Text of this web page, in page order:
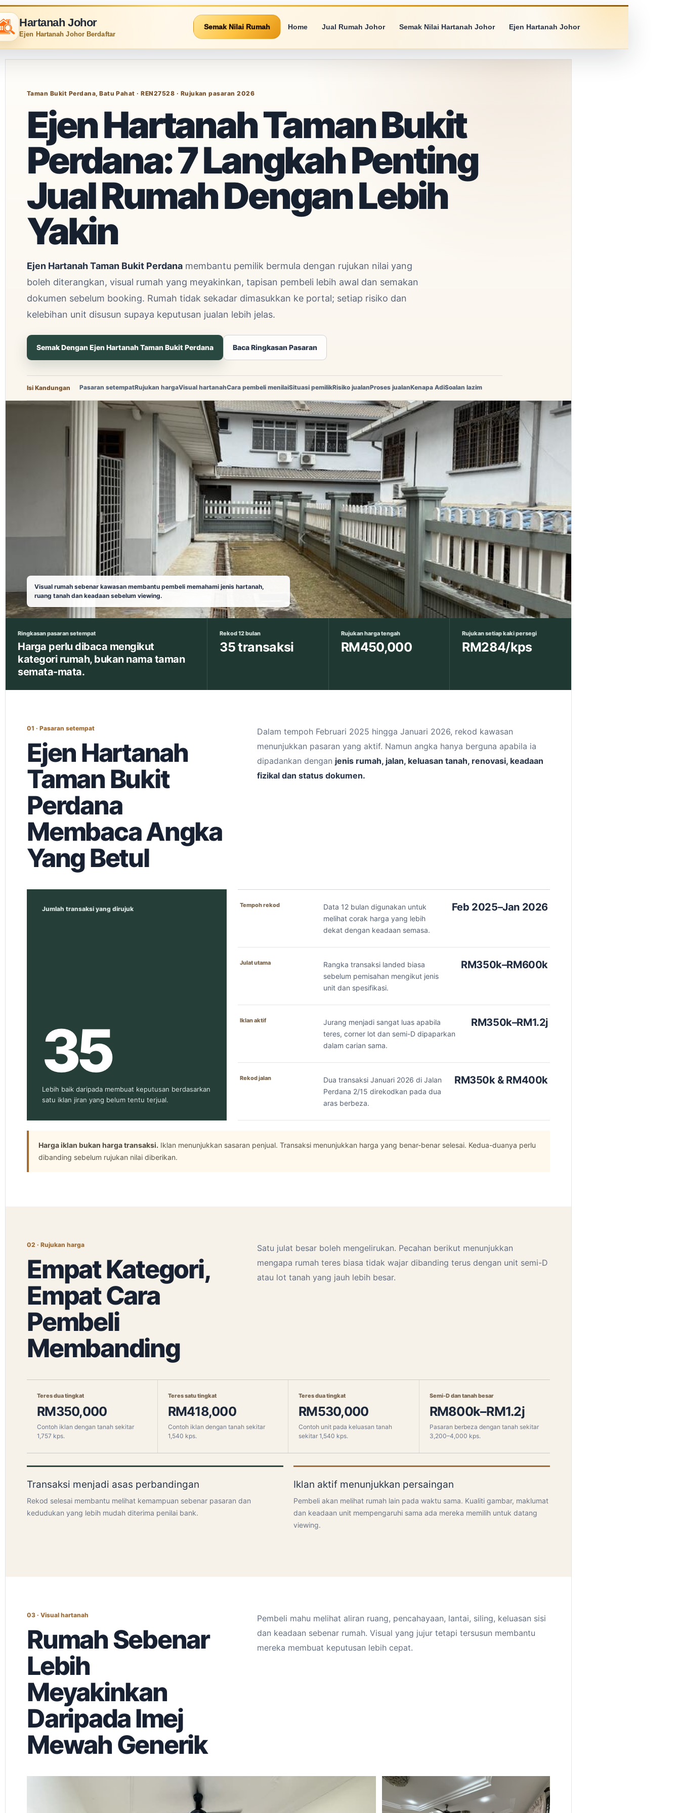
Hartanah Johor
Ejen Hartanah Johor Berdaftar
Semak Nilai Rumah Home Jual Rumah Johor Semak Nilai Hartanah Johor Ejen Hartanah Johor
Taman Bukit Perdana, Batu Pahat · REN27528 · Rujukan pasaran 2026
Ejen Hartanah Taman Bukit
Perdana: 7 Langkah Penting
Jual Rumah Dengan Lebih
Yakin
Ejen Hartanah Taman Bukit Perdana membantu pemilik bermula dengan rujukan nilai yang
boleh diterangkan, visual rumah yang meyakinkan, tapisan pembeli lebih awal dan semakan
dokumen sebelum booking. Rumah tidak sekadar dimasukkan ke portal; setiap risiko dan
kelebihan unit disusun supaya keputusan jualan lebih jelas.
Semak Dengan Ejen Hartanah Taman Bukit Perdana Baca Ringkasan Pasaran
Isi Kandungan Pasaran setempatRujukan hargaVisual hartanahCara pembeli menilaiSituasi pemilikRisiko jualanProses jualanKenapa AdiSoalan lazim
Visual rumah sebenar kawasan membantu pembeli memahami jenis hartanah,
ruang tanah dan keadaan sebelum viewing.
Ringkasan pasaran setempat
Harga perlu dibaca mengikut
kategori rumah, bukan nama taman
semata-mata.
Rekod 12 bulan
35 transaksi
Rujukan harga tengah
RM450,000
Rujukan setiap kaki persegi
RM284/kps
01 · Pasaran setempat
Ejen Hartanah
Taman Bukit
Perdana
Membaca Angka
Yang Betul
Dalam tempoh Februari 2025 hingga Januari 2026, rekod kawasan
menunjukkan pasaran yang aktif. Namun angka hanya berguna apabila ia
dipadankan dengan jenis rumah, jalan, keluasan tanah, renovasi, keadaan
fizikal dan status dokumen.
Jumlah transaksi yang dirujuk
35
Lebih baik daripada membuat keputusan berdasarkan
satu iklan jiran yang belum tentu terjual.
Tempoh rekod
Data 12 bulan digunakan untuk
melihat corak harga yang lebih
dekat dengan keadaan semasa.
Feb 2025–Jan 2026
Julat utama
Rangka transaksi landed biasa
sebelum pemisahan mengikut jenis
unit dan spesifikasi.
RM350k–RM600k
Iklan aktif
Jurang menjadi sangat luas apabila
teres, corner lot dan semi-D dipaparkan
dalam carian sama.
RM350k–RM1.2j
Rekod jalan
Dua transaksi Januari 2026 di Jalan
Perdana 2/15 direkodkan pada dua
aras berbeza.
RM350k & RM400k
Harga iklan bukan harga transaksi. Iklan menunjukkan sasaran penjual. Transaksi menunjukkan harga yang benar-benar selesai. Kedua-duanya perlu
dibanding sebelum rujukan nilai diberikan.
02 · Rujukan harga
Empat Kategori,
Empat Cara
Pembeli
Membanding
Satu julat besar boleh mengelirukan. Pecahan berikut menunjukkan
mengapa rumah teres biasa tidak wajar dibanding terus dengan unit semi-D
atau lot tanah yang jauh lebih besar.
Teres dua tingkat
RM350,000
Contoh iklan dengan tanah sekitar
1,757 kps.
Teres satu tingkat
RM418,000
Contoh iklan dengan tanah sekitar
1,540 kps.
Teres dua tingkat
RM530,000
Contoh unit pada keluasan tanah
sekitar 1,540 kps.
Semi-D dan tanah besar
RM800k–RM1.2j
Pasaran berbeza dengan tanah sekitar
3,200–4,000 kps.
Transaksi menjadi asas perbandingan
Rekod selesai membantu melihat kemampuan sebenar pasaran dan
kedudukan yang lebih mudah diterima penilai bank.
Iklan aktif menunjukkan persaingan
Pembeli akan melihat rumah lain pada waktu sama. Kualiti gambar, maklumat
dan keadaan unit mempengaruhi sama ada mereka memilih untuk datang
viewing.
03 · Visual hartanah
Rumah Sebenar
Lebih
Meyakinkan
Daripada Imej
Mewah Generik
Pembeli mahu melihat aliran ruang, pencahayaan, lantai, siling, keluasan sisi
dan keadaan sebenar rumah. Visual yang jujur tetapi tersusun membantu
mereka membuat keputusan lebih cepat.